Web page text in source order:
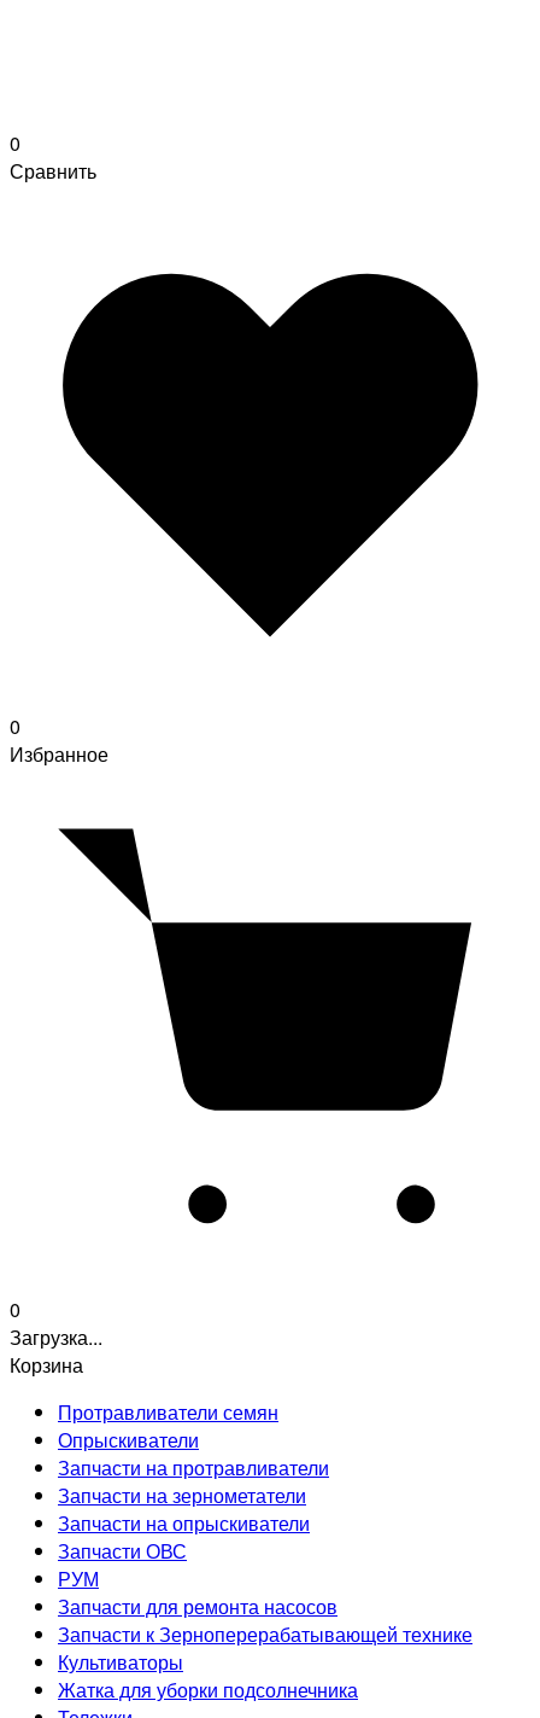
0
Сравнить
0
Избранное
0
Загрузка...
Корзина
Протравливатели семян
Опрыскиватели
Запчасти на протравливатели
Запчасти на зернометатели
Запчасти на опрыскиватели
Запчасти ОВС
РУМ
Запчасти для ремонта насосов
Запчасти к Зерноперерабатывающей технике
Культиваторы
Жатка для уборки подсолнечника